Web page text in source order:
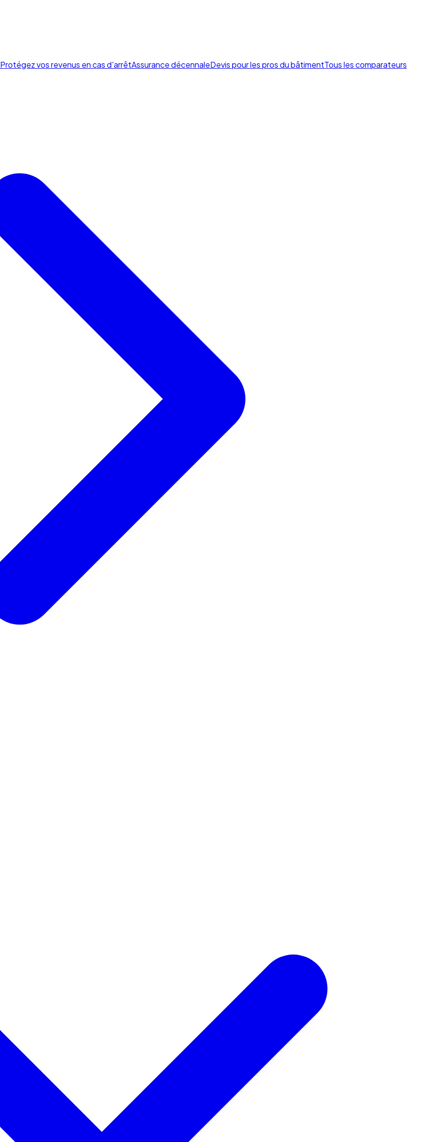
Protégez vos revenus en cas d'arrêtAssurance décennaleDevis pour les pros du bâtimentTous les comparateurs